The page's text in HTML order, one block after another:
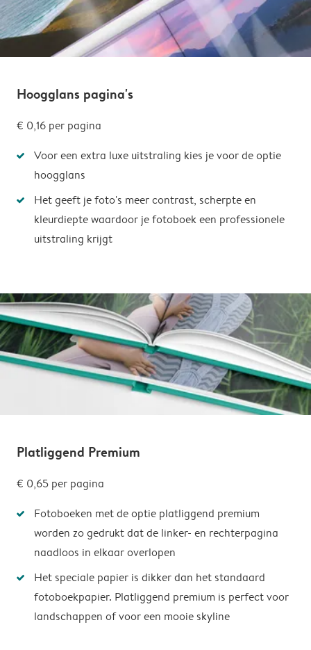
Hoogglans pagina's
€ 0,16 per pagina
Voor een extra luxe uitstraling kies je voor de optie
hoogglans
Het geeft je foto's meer contrast, scherpte en
kleurdiepte waardoor je fotoboek een professionele
uitstraling krijgt
Platliggend Premium
€ 0,65 per pagina
Fotoboeken met de optie platliggend premium
worden zo gedrukt dat de linker- en rechterpagina
naadloos in elkaar overlopen
Het speciale papier is dikker dan het standaard
fotoboekpapier. Platliggend premium is perfect voor
landschappen of voor een mooie skyline